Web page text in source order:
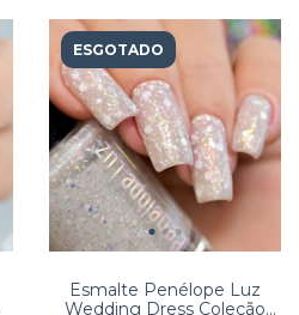
ESGOTADO
Esmalte Penélope Luz
Wedding Dress Coleção